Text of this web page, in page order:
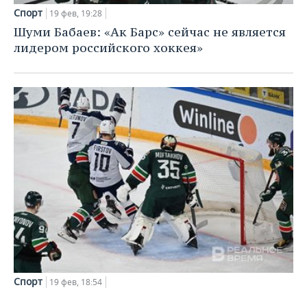
Спорт 19 фев, 19:28
Шуми Бабаев: «Ак Барс» сейчас не является
лидером российского хоккея»
Спорт 19 фев, 18:54